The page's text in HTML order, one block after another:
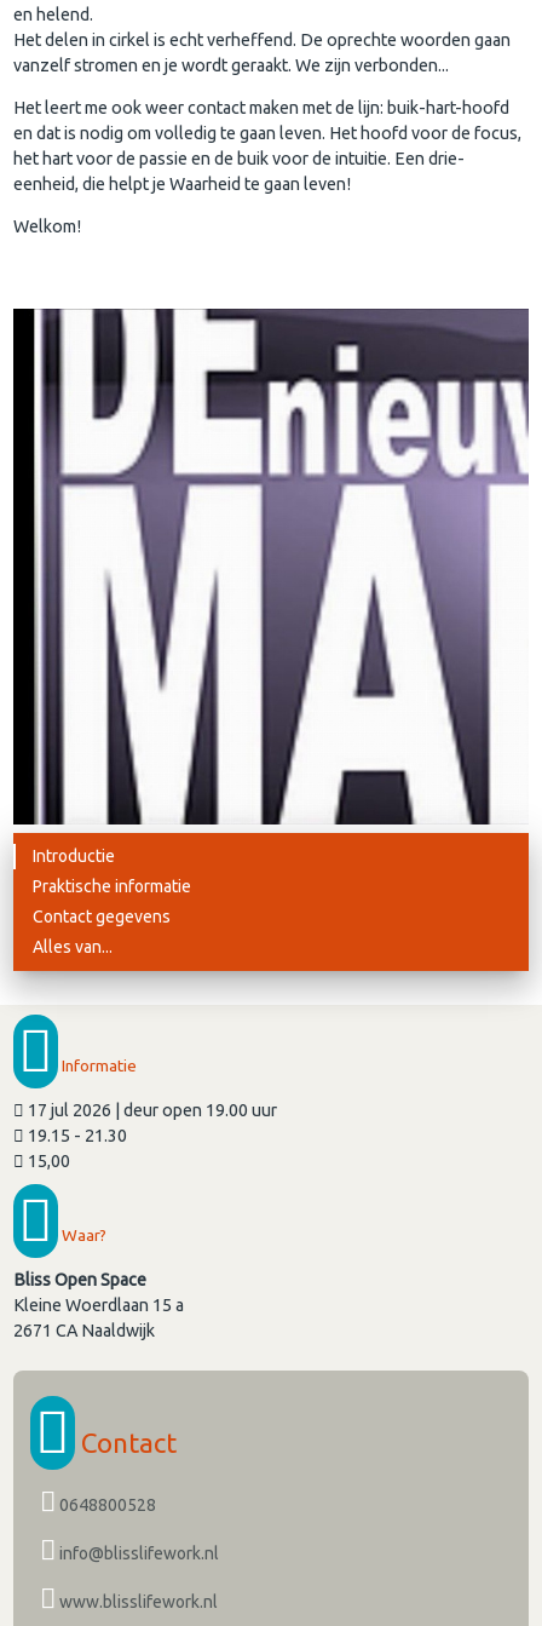
en helend.
Het delen in cirkel is echt verheffend. De oprechte woorden gaan
vanzelf stromen en je wordt geraakt. We zijn verbonden...
Het leert me ook weer contact maken met de lijn: buik-hart-hoofd
en dat is nodig om volledig te gaan leven. Het hoofd voor de focus,
het hart voor de passie en de buik voor de intuitie. Een drie-
eenheid, die helpt je Waarheid te gaan leven!
Welkom!
Introductie
Praktische informatie
Contact gegevens
Alles van...
Informatie
17 jul 2026 | deur open 19.00 uur
19.15 - 21.30
15,00
Waar?
Bliss Open Space
Kleine Woerdlaan 15 a
2671 CA Naaldwijk
Contact
0648800528
info@blisslifework.nl
www.blisslifework.nl